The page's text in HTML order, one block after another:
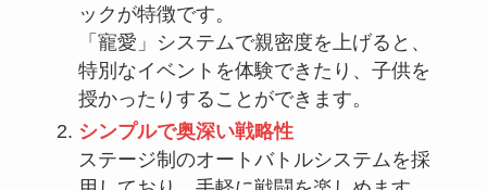
ックが特徴です。
「寵愛」システムで親密度を上げると、
特別なイベントを体験できたり、子供を
授かったりすることができます。
シンプルで奥深い戦略性
ステージ制のオートバトルシステムを採